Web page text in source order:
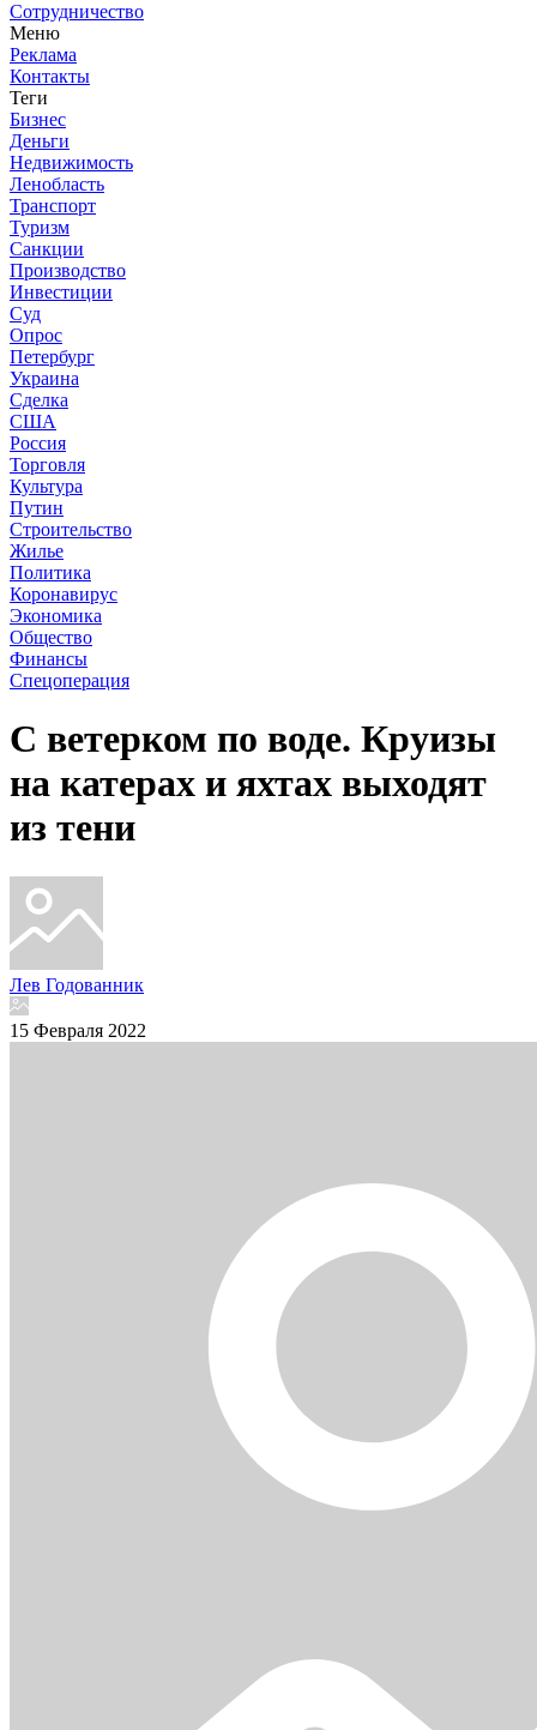
Сотрудничество
Меню
Реклама
Контакты
Теги
Бизнес
Деньги
Недвижимость
Ленобласть
Транспорт
Туризм
Санкции
Производство
Инвестиции
Суд
Опрос
Петербург
Украина
Сделка
США
Россия
Торговля
Культура
Путин
Строительство
Жилье
Политика
Коронавирус
Экономика
Общество
Финансы
Спецоперация
С ветерком по воде. Круизы
на катерах и яхтах выходят
из тени
Лев Годованник
15 Февраля 2022